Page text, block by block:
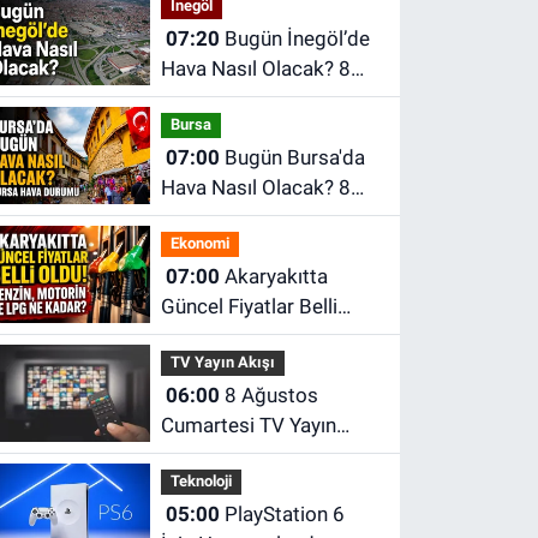
İnegöl
07:20
Hava Nasıl Olacak? 8
Ağustos Cumartesi
İnegöl Hava Durumu
Bursa
07:00
Hava Nasıl Olacak? 8
Ağustos Cumartesi
İnegöl Hava Durumu
Ekonomi
07:00
Güncel Fiyatlar Belli
Oldu! Benzin, Motorin ve
LPG Ne Kadar?
TV Yayın Akışı
06:00
Cumartesi TV Yayın
Akışı | 8 Ağustos'ta
Televizyonda Neler Var?
TRT 1, TV8, NOW TV,
Teknoloji
05:00